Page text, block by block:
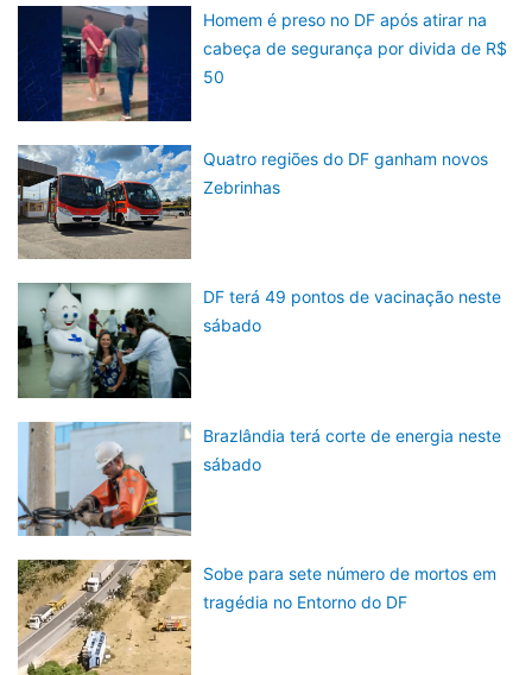
Homem é preso no DF após atirar na
cabeça de segurança por divida de R$
50
Quatro regiões do DF ganham novos
Zebrinhas
DF terá 49 pontos de vacinação neste
sábado
Brazlândia terá corte de energia neste
sábado
Sobe para sete número de mortos em
tragédia no Entorno do DF